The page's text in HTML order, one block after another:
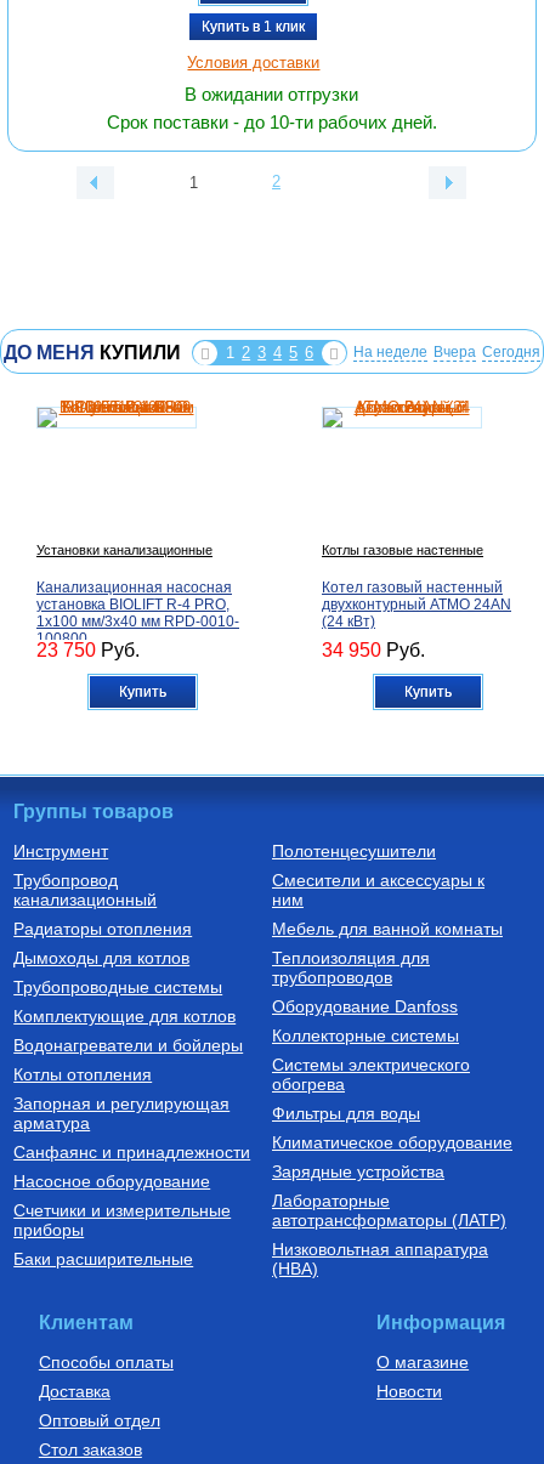
Купить в 1 клик
Условия доставки
В ожидании отгрузки
Срок поставки - до 10-ти рабочих дней.
1 2
ДО МЕНЯ КУПИЛИ 1 2 3 4 5 6 На неделе Вчера Сегодня
Установки канализационные
Канализационная насосная
установка BIOLIFT R-4 PRO,
1х100 мм/3х40 мм RPD-0010-
100800
23 750 Руб.
Купить
Котлы газовые настенные
Котел газовый настенный
двухконтурный ATMO 24AN
(24 кВт)
34 950 Руб.
Купить
Автоматика для насосов
2200 Вт FIL-10 2,2 кВт
(инвертор) с датчиком
9 750Руб.
Купить
Котлы газовые настенные
Котел газовый настенный
двухконтурный CARES X 24
CF, арт. 3300888
60 510Руб.
Установки канализационные
Установка канализационная
SANIVORT 405 М (боковой
14 390Руб.
Купить
Бойлеры (водонагреватели
косвенного нагрева)
Водонагреватель (бойлер)
61 380Руб.
Купить
Группы товаров
Инструмент
Трубопровод
канализационный
Радиаторы отопления
Дымоходы для котлов
Трубопроводные системы
Комплектующие для котлов
Водонагреватели и бойлеры
Котлы отопления
Запорная и регулирующая
арматура
Санфаянс и принадлежности
Насосное оборудование
Счетчики и измерительные
приборы
Баки расширительные
Полотенцесушители
Смесители и аксессуары к
ним
Мебель для ванной комнаты
Теплоизоляция для
трубопроводов
Оборудование Danfoss
Коллекторные системы
Системы электрического
обогрева
Фильтры для воды
Климатическое оборудование
Зарядные устройства
Лабораторные
автотрансформаторы (ЛАТР)
Низковольтная аппаратура
(НВА)
Клиентам
Способы оплаты
Доставка
Оптовый отдел
Стол заказов
Информация
О магазине
Новости